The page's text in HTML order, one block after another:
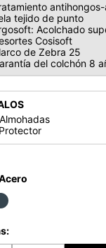
tejido de punto
Acolchado
Cosisoft
de Zebra 25
del colchón 8